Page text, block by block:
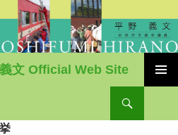
文 Official Web Site